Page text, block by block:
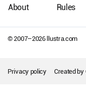
© 2007–2026llustra.com
About Rules
Privacy policy Created by